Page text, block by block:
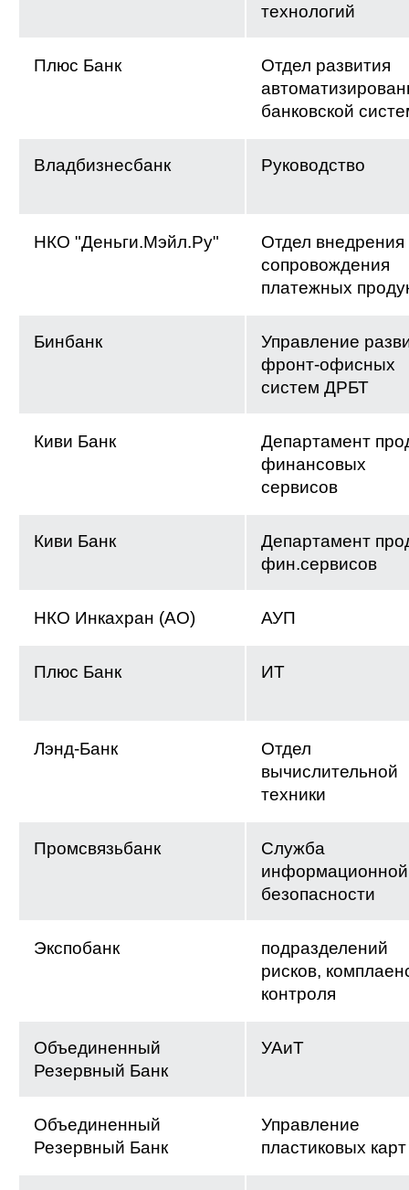
технологий
Плюс Банк
Отдел развития
банковской
Владбизнесбанк Руководство
НКО "Деньги.Мэйл.Ру"
Отдел внедрения
сопровождения
платежных
Бинбанк
Управление
фронт-офисных
систем ДРБТ
Киви Банк
Департамент
финансовых
сервисов
Киви Банк
Департамент
фин.сервисов
НКО Инкахран (АО) АУП
Плюс Банк ИТ
Лэнд-Банк
Отдел
вычислительной
техники
Промсвязьбанк
Служба
информационной
безопасности
Экспобанк
подразделений
рисков,
контроля
Объединенный
Резервный Банк
УАиТ
Объединенный
Резервный Банк
Управление
пластиковых карт